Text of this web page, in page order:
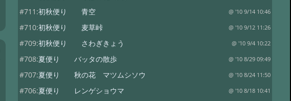
#711:初秋便り 青空 @ '10 9/14 10:46
#710:初秋便り 麦草峠 @ '10 9/12 11:26
#709:初秋便り さわぎきょう @ '10 9/4 10:22
#708:夏便り バッタの散歩 @ '10 8/29 09:49
#707:夏便り 秋の花 マツムシソウ @ '10 8/24 11:50
#706:夏便り レンゲショウマ @ '10 8/18 10:41